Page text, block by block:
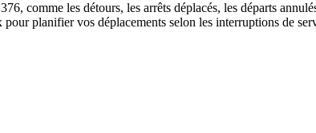
comme les détours, les arrêts déplacés, les départs
planifier vos déplacements selon les interruptions de